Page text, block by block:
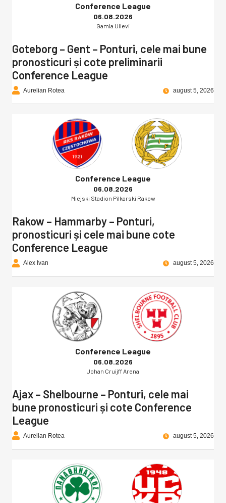
Conference League
06.08.2026
Gamla Ullevi
Goteborg – Gent – Ponturi, cele mai bune
pronosticuri și cote preliminarii
Conference League
Aurelian Rotea august 5, 2026
Conference League
06.08.2026
Miejski Stadion Pilkarski Rakow
Rakow – Hammarby – Ponturi,
pronosticuri și cele mai bune cote
Conference League
Alex Ivan august 5, 2026
Conference League
06.08.2026
Johan Cruijff Arena
Ajax – Shelbourne – Ponturi, cele mai
bune pronosticuri și cote Conference
League
Aurelian Rotea august 5, 2026